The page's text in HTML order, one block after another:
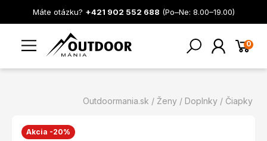
Máte otázku? +421 902 552 688 (Po–Ne: 8.00–19.00)
0
Outdoormania.sk Ženy Doplnky Čiapky
Akcia -20%